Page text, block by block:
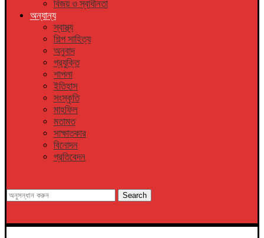
বিজয় ও স্বাধীনতা
অন্যান্য
স্বাস্থ্য
শিল্প সাহিত্য
অনুবাদ
প্রযুক্তি
শাপলা
ইতিহাস
সংস্কৃতি
মাহফিল
মতামত
সাক্ষাতকার
বিনোদন
প্রতিবেদন
Search